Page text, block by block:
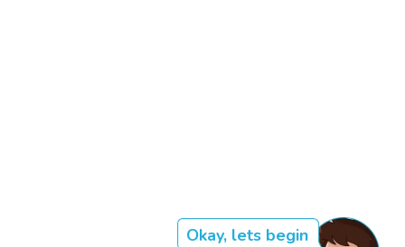
Okay, lets begin